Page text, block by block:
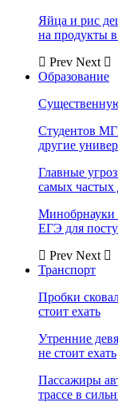
Яйца и рис
на продукты
Prev Next
Образование
Студентов
другие
Главные
самых частых
Минобрнауки
ЕГЭ для
Prev Next
Транспорт
Пробки
стоит ехать
Утренние
не стоит ехать
Пассажиры
трассе в